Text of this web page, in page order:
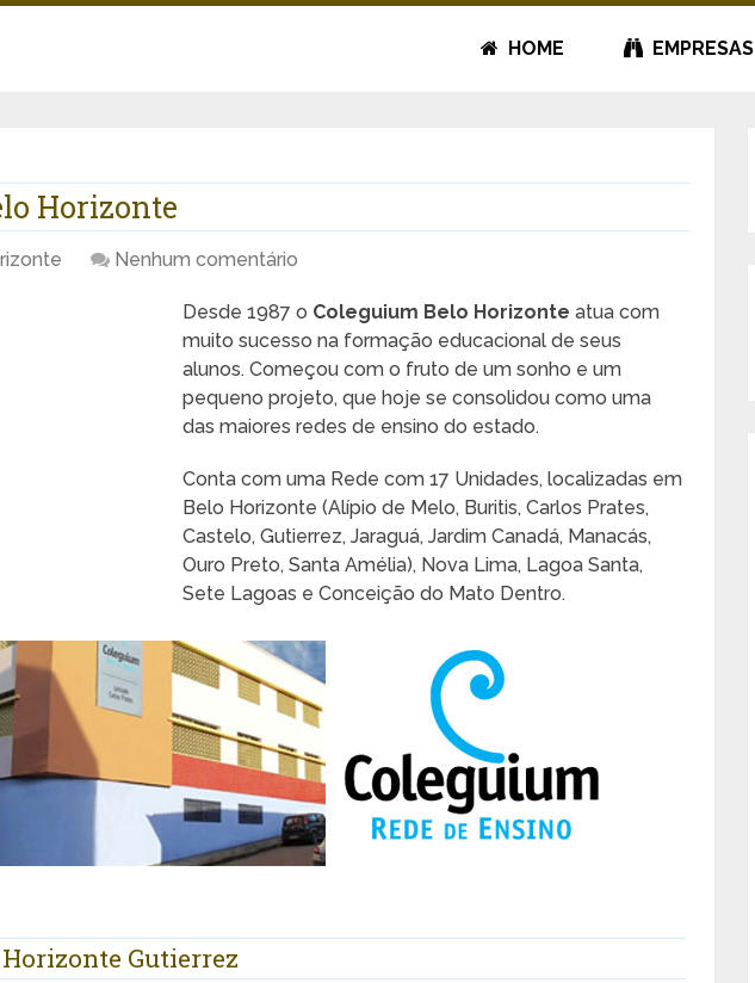
HOME EMPRESAS
Horizonte
Nenhum comentário
Desde 1987 o Coleguium Belo Horizonte atua com
muito sucesso na formação educacional de seus
alunos. Começou com o fruto de um sonho e um
pequeno projeto, que hoje se consolidou como uma
das maiores redes de ensino do estado.
Conta com uma Rede com 17 Unidades, localizadas em
Belo Horizonte (Alípio de Melo, Buritis, Carlos Prates,
Castelo, Gutierrez, Jaraguá, Jardim Canadá, Manacás,
Ouro Preto, Santa Amélia), Nova Lima, Lagoa Santa,
Sete Lagoas e Conceição do Mato Dentro.
Gutierrez